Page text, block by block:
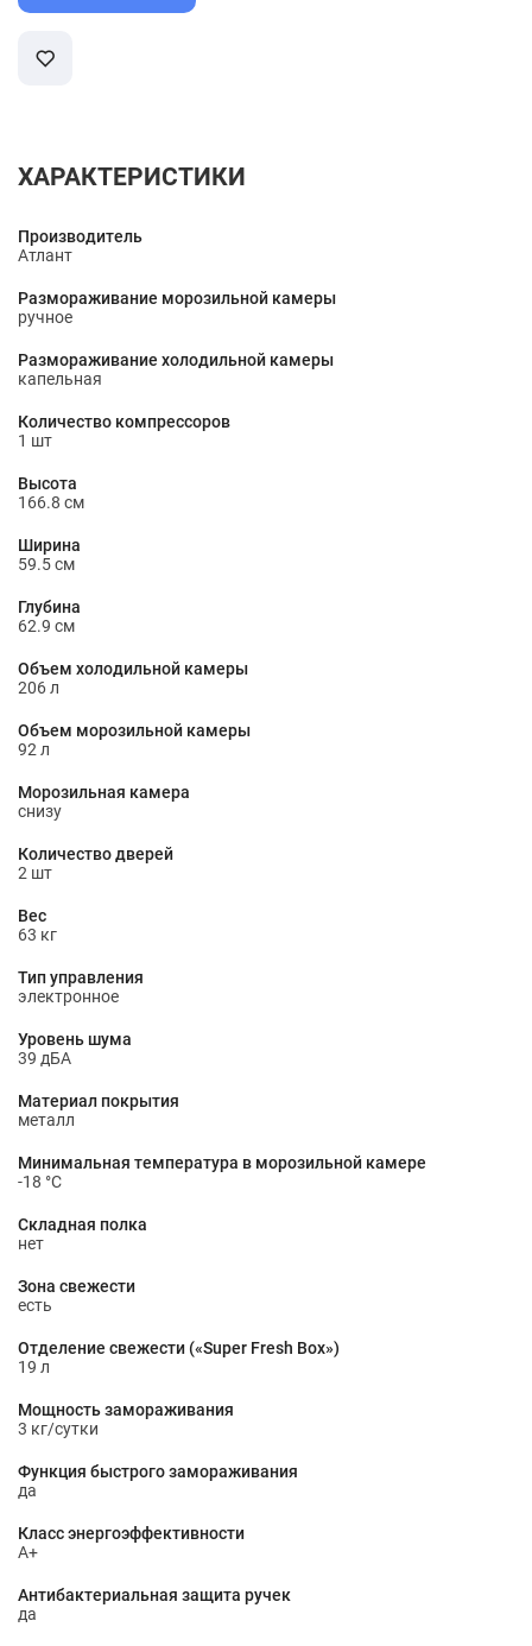
ХАРАКТЕРИСТИКИ
Производитель
Атлант
Размораживание морозильной камеры
ручное
Размораживание холодильной камеры
капельная
Количество компрессоров
1 шт
Высота
166.8 см
Ширина
59.5 см
Глубина
62.9 см
Объем холодильной камеры
206 л
Объем морозильной камеры
92 л
Морозильная камера
снизу
Количество дверей
2 шт
Вес
63 кг
Тип управления
электронное
Уровень шума
39 дБА
Материал покрытия
металл
Минимальная температура в морозильной камере
-18 °C
Складная полка
нет
Зона свежести
есть
Отделение свежести («Super Fresh Box»)
19 л
Мощность замораживания
3 кг/сутки
Функция быстрого замораживания
да
Класс энергоэффективности
A+
Антибактериальная защита ручек
да